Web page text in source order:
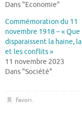
Dans "Economie"
Commémoration du 11
novembre 1918 – « Que
disparaissent la haine,
et les conflits »
11 novembre 2023
Dans "Société"
Favori.